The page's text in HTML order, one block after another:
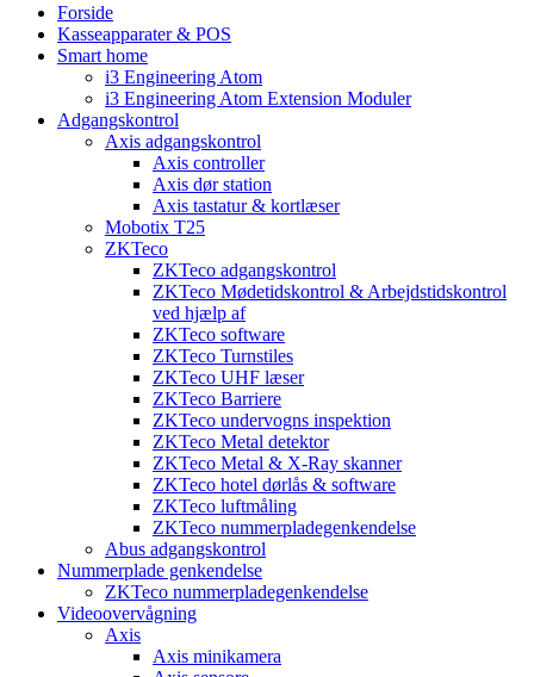
Forside
Kasseapparater & POS
Smart home
i3 Engineering Atom
i3 Engineering Atom Extension Moduler
Adgangskontrol
Axis adgangskontrol
Axis controller
Axis dør station
Axis tastatur & kortlæser
Mobotix T25
ZKTeco
ZKTeco adgangskontrol
ZKTeco Mødetidskontrol & Arbejdstidskontrol
ved hjælp af
ZKTeco software
ZKTeco Turnstiles
ZKTeco UHF læser
ZKTeco Barriere
ZKTeco undervogns inspektion
ZKTeco Metal detektor
ZKTeco Metal & X-Ray skanner
ZKTeco hotel dørlås & software
ZKTeco luftmåling
ZKTeco nummerpladegenkendelse
Abus adgangskontrol
Nummerplade genkendelse
ZKTeco nummerpladegenkendelse
Videoovervågning
Axis
Axis minikamera